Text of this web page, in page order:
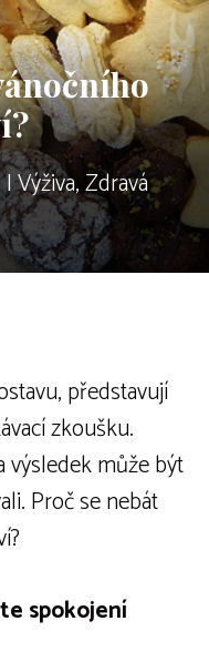
|Výživa,Zdravá
představují
zkoušku.
výsledek může být
Proč se nebát
spokojení